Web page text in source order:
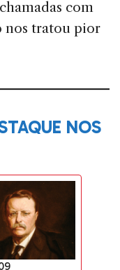
com
nos tratou pior
NOS